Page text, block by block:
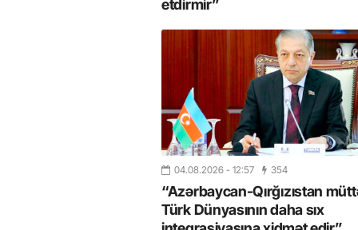
etdirmir”
04.08.2026 - 12:57 354
“Azərbaycan-Qırğızıstan
Türk Dünyasının daha sıx
14.05.2026- 10:58 346
“ABŞ və Qərb Çinin daha da
istəmir”- VİDEO